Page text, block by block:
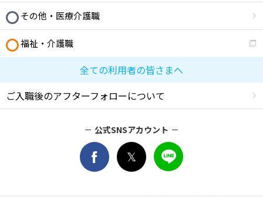
その他・医療介護職
福祉・介護職
全ての利用者の皆さまへ
ご入職後のアフターフォローについて
公式SNSアカウント